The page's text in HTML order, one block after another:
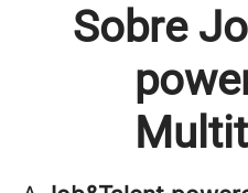
Sobre